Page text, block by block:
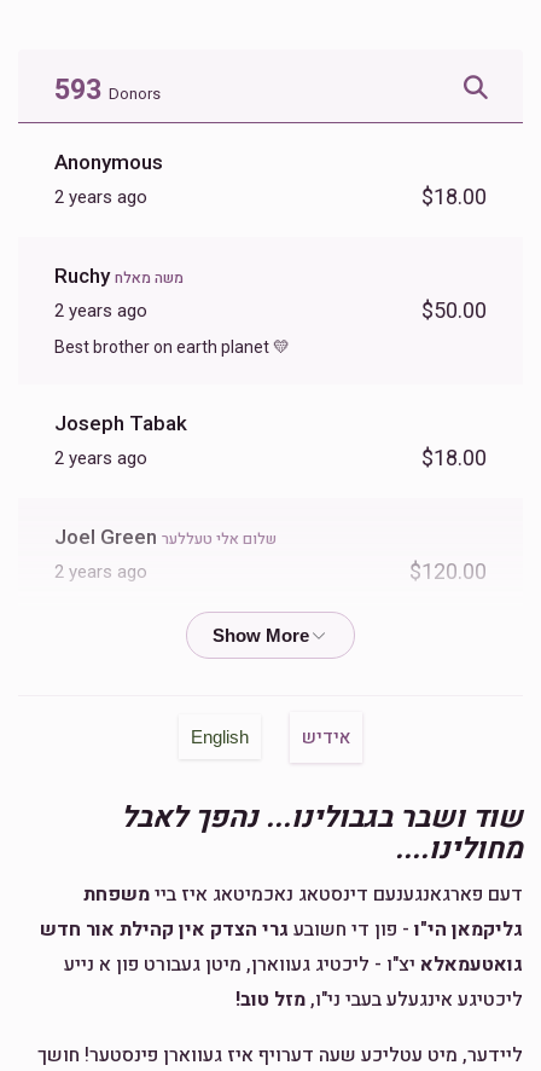
הרב הערשל קאהן - קרית יואל
$3,463 39
Donated
הרב שלמה הערש ברמ"י עקשטיין
Goal
הערשל פעקעטע
$2,625
Donated Goal Donors
משפחת ר' יוסף כאירה
$3,600 12
593 Donors
Anonymous
2 years ago $18.00
Ruchyמשה מאלח
2 years ago
$50.00
Best brother on earth planet 💛
Joseph Tabak
2 years ago $18.00
Joel Green שלום אלי טעללער
2 years ago
$120.00
מאיר לאנדינסקימשפחת ר' יוסף כאירה , הרה"ג רבי עזרא משה
2 years ago
$13.00
Phone DonationREB Shlome Hersh Ekstein
2 years ago $100.00
2 years ago
English אידיש
שוד ושבר בגבולינו... נהפך לאבל
מחולינו....
דעם פארגאנגענעם דינסטאג נאכמיטאג איז ביימשפחת
גליקמאן הי"ו - פון די חשובע גרי הצדק אין קהילת אור חדש
גואטעמאלא יצ"ו - ליכטיג געווארן, מיטן געבורט פון א נייע
ליכטיגע אינגעלע בעבי ני"ו,מזל טוב!
ליידער, מיט עטליכע שעה דערויף איז געווארן פינסטער! חושך